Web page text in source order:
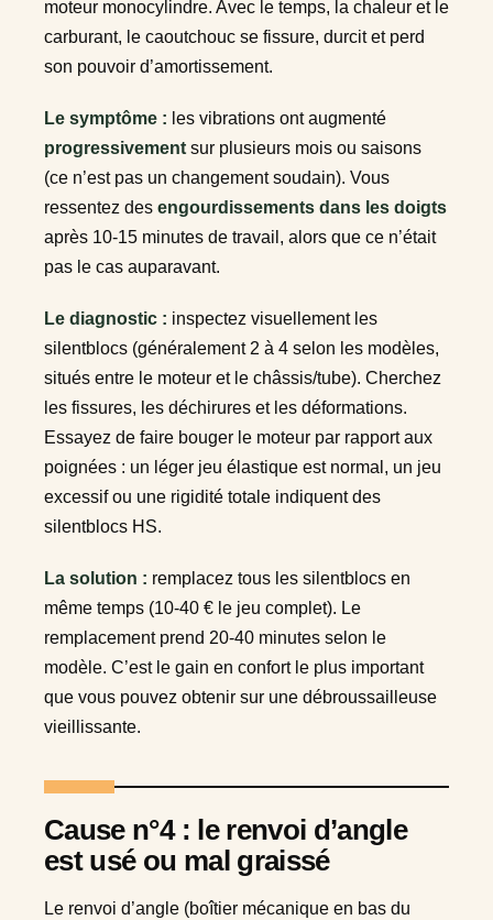
moteur monocylindre. Avec le temps, la chaleur et le
carburant, le caoutchouc se fissure, durcit et perd
son pouvoir d’amortissement.
Le symptôme : les vibrations ont augmenté
progressivement sur plusieurs mois ou saisons
(ce n’est pas un changement soudain). Vous
ressentez des engourdissements dans les doigts
après 10-15 minutes de travail, alors que ce n’était
pas le cas auparavant.
Le diagnostic : inspectez visuellement les
silentblocs (généralement 2 à 4 selon les modèles,
situés entre le moteur et le châssis/tube). Cherchez
les fissures, les déchirures et les déformations.
Essayez de faire bouger le moteur par rapport aux
poignées : un léger jeu élastique est normal, un jeu
excessif ou une rigidité totale indiquent des
silentblocs HS.
La solution : remplacez tous les silentblocs en
même temps (10-40 € le jeu complet). Le
remplacement prend 20-40 minutes selon le
modèle. C’est le gain en confort le plus important
que vous pouvez obtenir sur une débroussailleuse
vieillissante.
Cause n°4 : le renvoi d’angle
est usé ou mal graissé
Le renvoi d’angle (boîtier mécanique en bas du